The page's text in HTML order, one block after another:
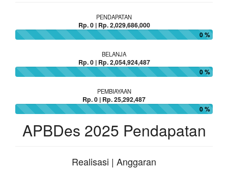
PENDAPATAN
Rp. 0 | Rp. 2,029,686,000
0 %
BELANJA
Rp. 0 | Rp. 2,054,924,487
0 %
PEMBIAYAAN
Rp. 0 | Rp. 25,292,487
0 %
APBDes 2025 Pendapatan
Realisasi | Anggaran